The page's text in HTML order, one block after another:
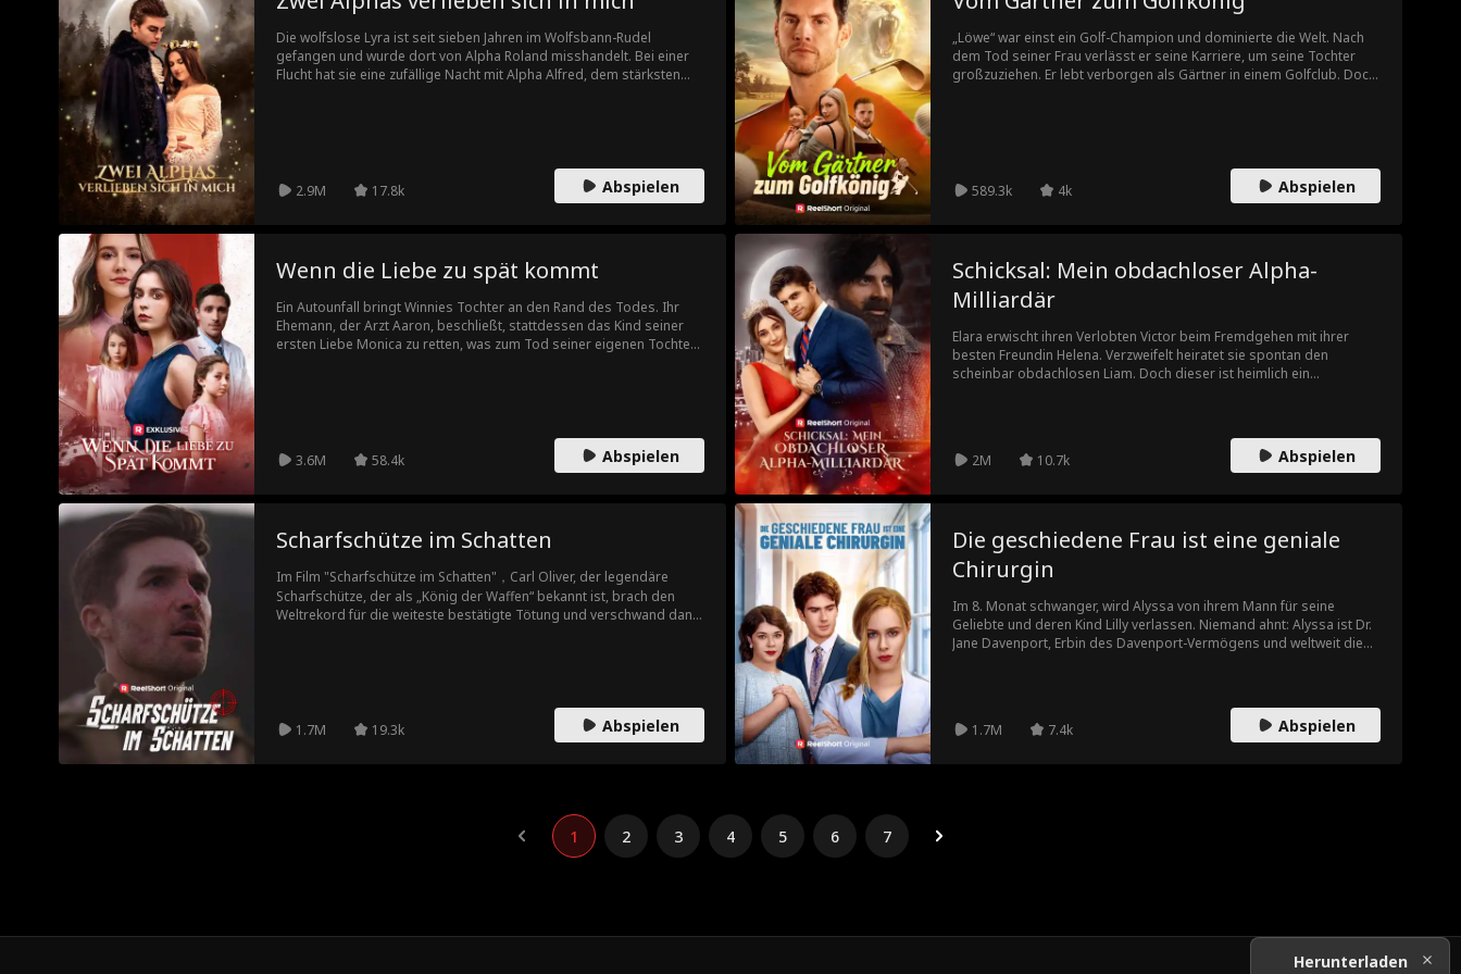
Die wolfslose Lyra ist seit sieben Jahren im Wolfsbann-Rudel
gefangen und wurde dort von Alpha Roland misshandelt. Bei einer
Flucht hat sie eine zufällige Nacht mit Alpha Alfred, dem stärksten
2.9M 17.8k Abspielen
„Löwe“ war einst ein Golf-Champion und dominierte die Welt. Nach
dem Tod seiner Frau verlässt er seine Karriere, um seine Tochter
großzuziehen. Er lebt verborgen als Gärtner in einem Golfclub. Doch
589.3k 4k Abspielen
Wenn die Liebe zu spät kommt
Ein Autounfall bringt Winnies Tochter an den Rand des Todes. Ihr
Ehemann, der Arzt Aaron, beschließt, stattdessen das Kind seiner
ersten Liebe Monica zu retten, was zum Tod seiner eigenen Tochter
3.6M 58.4k Abspielen
Schicksal: Mein obdachloser Alpha-
Milliardär
Elara erwischt ihren Verlobten Victor beim Fremdgehen mit ihrer
besten Freundin Helena. Verzweifelt heiratet sie spontan den
scheinbar obdachlosen Liam. Doch dieser ist heimlich ein
2M 10.7k Abspielen
Scharfschütze im Schatten
Im Film "Scharfschütze im Schatten"，Carl Oliver, der legendäre
Scharfschütze, der als „König der Waffen“ bekannt ist, brach den
Weltrekord für die weiteste bestätigte Tötung und verschwand dann
Schießanlage steht vor einer feindlichen Übernahme. Um Jane, die
Besitzerin, und ihre Tochter Rebecca zu schützen, stellt Carl seine
legendären Schießkünste unter Beweis und lenkt die Aufmerksamkeit
1.7M 19.3k Abspielen
Die geschiedene Frau ist eine geniale
Chirurgin
Im 8. Monat schwanger, wird Alyssa von ihrem Mann für seine
Geliebte und deren Kind Lilly verlassen. Niemand ahnt: Alyssa ist Dr.
Jane Davenport, Erbin des Davenport-Vermögens und weltweit die
1.7M 7.4k Abspielen
1 2 3 4 5 6 7
Herunterladen